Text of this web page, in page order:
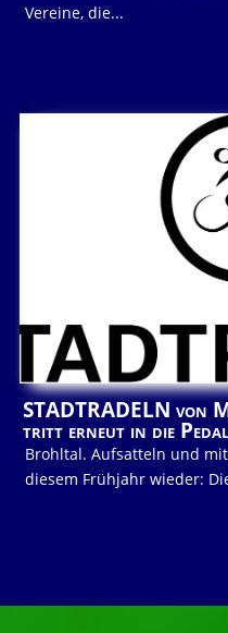
Vereine, die...
STADTRADELN von
tritt erneut in die
Brohltal. Aufsatteln und
diesem Frühjahr wieder: